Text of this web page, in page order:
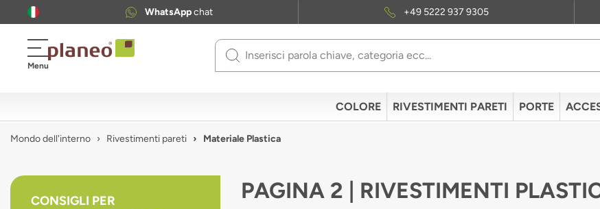
WhatsAppchat +49 5222 937 9305
Menu
Use
arrows
to
Press
COLORE RIVESTIMENTI PARETI PORTE
Mondo dell'interno Rivestimenti pareti Materiale Plastica
CONSIGLI PER
PAGINA 2 | RIVESTIMENTI